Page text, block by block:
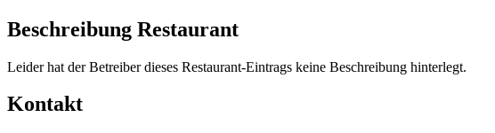
Beschreibung Restaurant
Leider hat der Betreiber dieses Restaurant-Eintrags keine Beschreibung hinterlegt.
Kontakt